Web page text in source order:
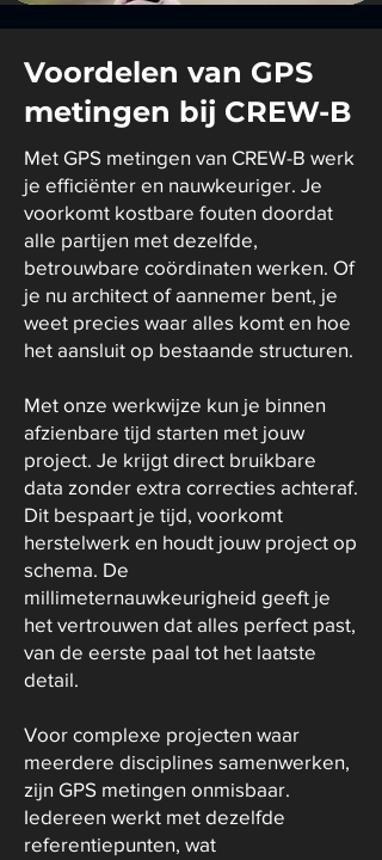
Voordelen van GPS
metingen bij CREW-B
Met GPS metingen van CREW-B werk
je efficiënter en nauwkeuriger. Je
voorkomt kostbare fouten doordat
alle partijen met dezelfde,
betrouwbare coördinaten werken. Of
je nu architect of aannemer bent, je
weet precies waar alles komt en hoe
het aansluit op bestaande structuren.
Met onze werkwijze kun je binnen
afzienbare tijd starten met jouw
project. Je krijgt direct bruikbare
data zonder extra correcties achteraf.
Dit bespaart je tijd, voorkomt
herstelwerk en houdt jouw project op
schema. De
millimeternauwkeurigheid geeft je
het vertrouwen dat alles perfect past,
van de eerste paal tot het laatste
detail.
Voor complexe projecten waar
meerdere disciplines samenwerken,
zijn GPS metingen onmisbaar.
Iedereen werkt met dezelfde
referentiepunten, wat